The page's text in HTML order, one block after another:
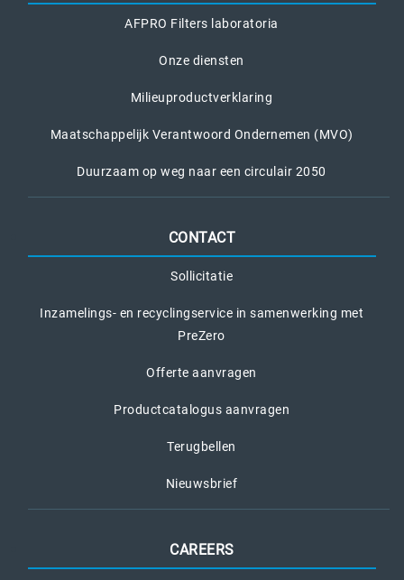
AFPRO Filters laboratoria
Onze diensten
Milieuproductverklaring
Maatschappelijk Verantwoord Ondernemen (MVO)
Duurzaam op weg naar een circulair 2050
CONTACT
Sollicitatie
Inzamelings- en recyclingservice in samenwerking met
PreZero
Offerte aanvragen
Productcatalogus aanvragen
Terugbellen
Nieuwsbrief
CAREERS